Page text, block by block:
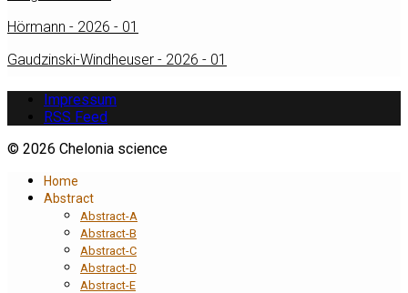
Hörmann - 2026 - 01
Gaudzinski-Windheuser - 2026 - 01
Impressum
RSS Feed
© 2026 Chelonia science
Home
Abstract
Abstract-A
Abstract-B
Abstract-C
Abstract-D
Abstract-E